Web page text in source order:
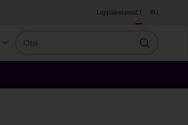
LigipääsetavusET RU
Otsin